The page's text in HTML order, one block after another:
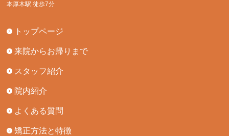
本厚木駅 徒歩7分
トップページ
来院からお帰りまで
スタッフ紹介
院内紹介
よくある質問
矯正方法と特徴